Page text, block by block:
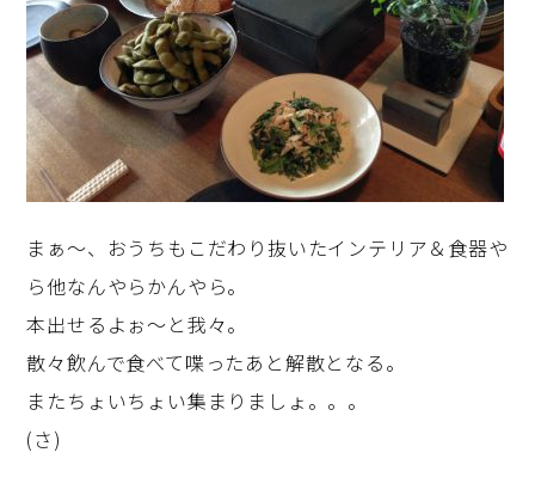
まぁ～、おうちもこだわり抜いたインテリア＆食器や
ら他なんやらかんやら。
本出せるよぉ～と我々。
散々飲んで食べて喋ったあと解散となる。
またちょいちょい集まりましょ。。。
(さ)